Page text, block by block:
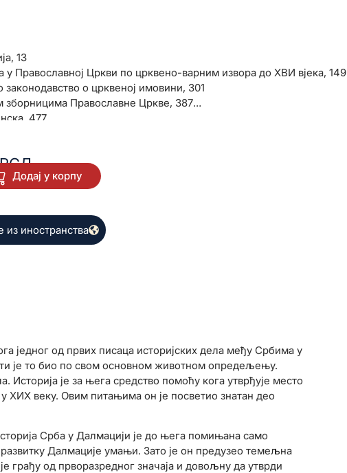
13
у Православној Цркви по црквено-варним извора до XВИ вјека, 149
о црквеној имовини, 301
зборницима Православне Цркве, 387
477
- Разјашњење једнога питања из светитељевог живота, 511
постанак и данашња уредба, 605
и нехришћана, 783
црквеном казненом праву, 797
РСД
Додај у корпу
иностранства
једног од првих писаца историјских дела међу Србима у
је то био по свом основном животном опредељењу.
је за њега средство помоћу кога утврђује место
XИX веку. Овим питањима он је посветио знатан део
Срба у Далмацији је до њега помињана само
Далмације умањи. Зато је он предузео темељна
од прворазредног значаја и довољну да утврди